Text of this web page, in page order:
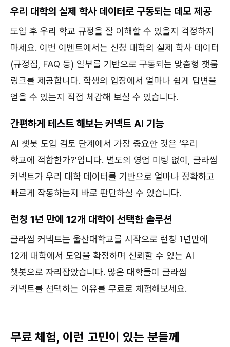
우리 대학의 실제 학사 데이터로 구동되는 데모 제공
도입 후 우리 학교 규정을 잘 이해할 수 있을지 걱정하지
마세요. 이번 이벤트에서는 신청 대학의 실제 학사 데이터
(규정집, FAQ 등) 일부를 기반으로 구동되는 맞춤형 챗룸
링크를 제공합니다. 학생의 입장에서 얼마나 쉽게 답변을
얻을 수 있는지 직접 체감해 보실 수 있습니다.
간편하게 테스트 해보는 커넥트 AI 기능
AI 챗봇 도입 검토 단계에서 가장 중요한 것은 ‘우리
학교에 적합한가?'입니다. 별도의 영업 미팅 없이, 클라썸
커넥트가 우리 대학 데이터를 기반으로 얼마나 정확하고
빠르게 작동하는지 바로 판단하실 수 있습니다.
런칭 1년 만에 12개 대학이 선택한 솔루션
클라썸 커넥트는 울산대학교를 시작으로 런칭 1년만에
12개 대학에서 도입을 확정하며 신뢰할 수 있는 AI
챗봇으로 자리잡았습니다. 많은 대학들이 클라썸
커넥트를 선택하는 이유를 무료로 체험해보세요.
무료 체험, 이런 고민이 있는 분들께